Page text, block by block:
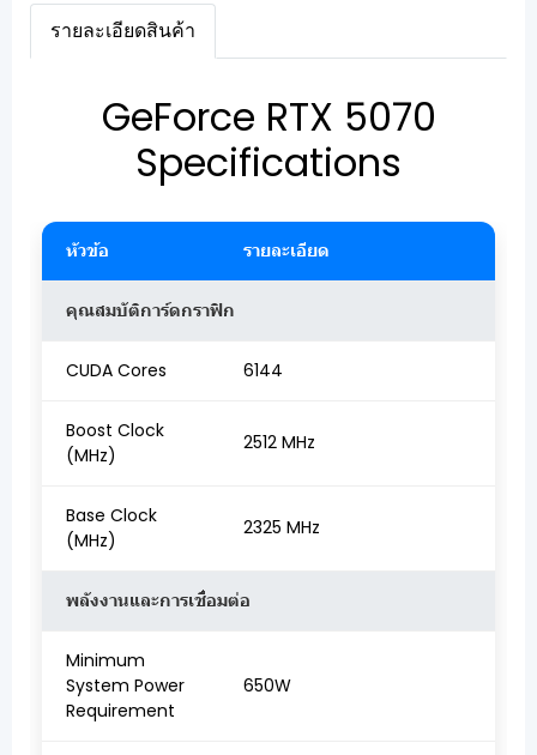
รายละเอียดสินค้า
GeForce RTX 5070
Specifications
หัวข้อ รายละเอียด
คุณสมบัติการ์ดกราฟิก
CUDA Cores 6144
Boost Clock
(MHz)
2512 MHz
Base Clock
(MHz)
2325 MHz
พลังงานและการเชื่อมต่อ
Minimum
System Power
Requirement
650W